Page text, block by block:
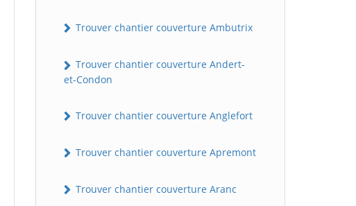
Trouver chantier couverture Ambutrix
Trouver chantier couverture Andert-
et-Condon
Trouver chantier couverture Anglefort
Trouver chantier couverture Apremont
Trouver chantier couverture Aranc